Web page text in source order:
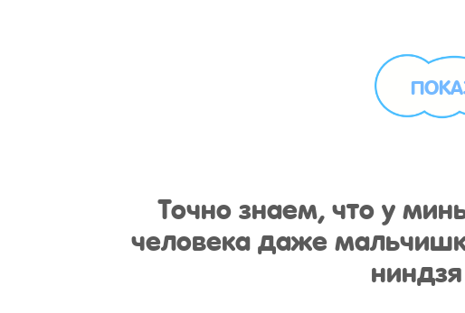
Точно знаем, что у
человека даже